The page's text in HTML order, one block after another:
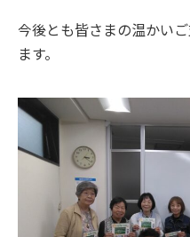
今後とも皆さまの温かい
ます。